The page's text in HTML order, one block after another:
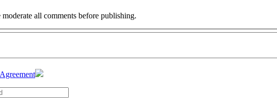
all comments before publishing.